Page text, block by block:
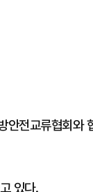
전교류협회와
있다.